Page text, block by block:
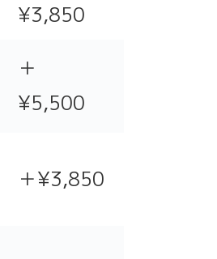
¥3,850
＋
¥5,500
＋¥3,850